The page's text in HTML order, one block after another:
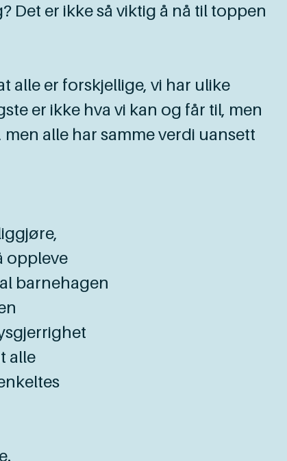
Det er ikke så viktig å nå til toppen
alle er forskjellige, vi har ulike
er ikke hva vi kan og får til, men
alle har samme verdi uansett
oppleve
barnehagen
alle